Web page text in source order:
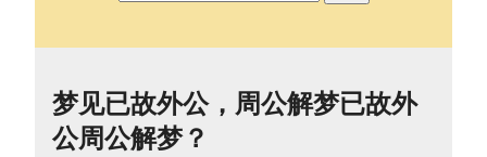
梦见已故外公，周公解梦已故外
公周公解梦？